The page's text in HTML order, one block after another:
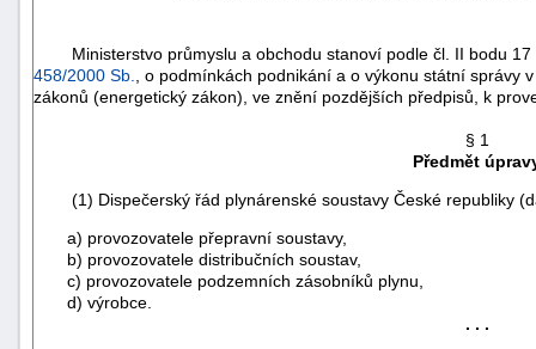
Ministerstvo průmyslu a obchodu stanoví podle čl. II bodu 17
458/2000 Sb.
, o podmínkách podnikání a o výkonu státní správy
zákonů (energetický zákon), ve znění pozdějších předpisů, k
§ 1
Předmět
(1) Dispečerský řád plynárenské soustavy České republiky
a) provozovatele přepravní soustavy,
b) provozovatele distribučních soustav,
c) provozovatele podzemních zásobníků plynu,
d) výrobce.
. . .